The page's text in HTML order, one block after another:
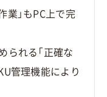
業」もPC上で完
られる「正確な
管理機能により